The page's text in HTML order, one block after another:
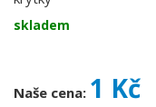
skladem
Naše cena: 1 Kč